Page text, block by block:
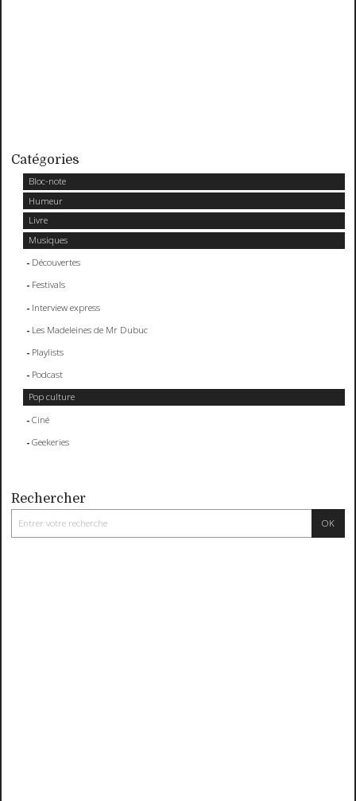
Catégories
Bloc-note
Humeur
Livre
Musiques
Découvertes
Festivals
Interview express
Les Madeleines de Mr Dubuc
Playlists
Podcast
Pop culture
Ciné
Geekeries
Rechercher